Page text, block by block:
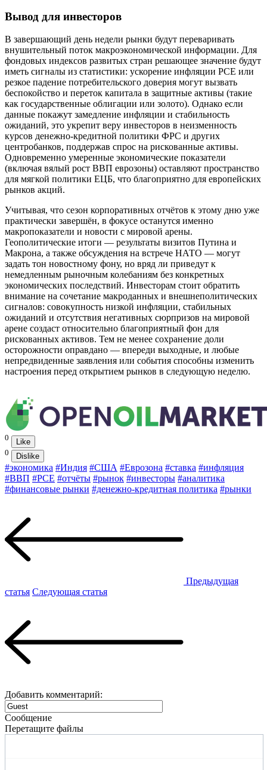
Вывод для инвесторов
В завершающий день недели рынки будут переваривать
внушительный поток макроэкономической информации. Для
фондовых индексов развитых стран решающее значение будут
иметь сигналы из статистики: ускорение инфляции PCE или
резкое падение потребительского доверия могут вызвать
беспокойство и переток капитала в защитные активы (такие
как государственные облигации или золото). Однако если
данные покажут замедление инфляции и стабильность
ожиданий, это укрепит веру инвесторов в неизменность
курсов денежно-кредитной политики ФРС и других
центробанков, поддержав спрос на рискованные активы.
Одновременно умеренные экономические показатели
(включая вялый рост ВВП еврозоны) оставляют пространство
для мягкой политики ЕЦБ, что благоприятно для европейских
рынков акций.
Учитывая, что сезон корпоративных отчётов к этому дню уже
практически завершён, в фокусе останутся именно
макропоказатели и новости с мировой арены.
Геополитические итоги — результаты визитов Путина и
Макрона, а также обсуждения на встрече НАТО — могут
задать тон новостному фону, но вряд ли приведут к
немедленным рыночным колебаниям без конкретных
экономических последствий. Инвесторам стоит обратить
внимание на сочетание макроданных и внешнеполитических
сигналов: совокупность низкой инфляции, стабильных
ожиданий и отсутствия негативных сюрпризов на мировой
арене создаст относительно благоприятный фон для
рискованных активов. Тем не менее сохранение доли
осторожности оправдано — впереди выходные, и любые
непредвиденные заявления или события способны изменить
настроения перед открытием рынков в следующую неделю.
0
Like
0
Dislike
#экономика #Индия #США #Еврозона #ставка #инфляция
#ВВП #PCE #отчёты #рынок #инвесторы #аналитика
#финансовые рынки #денежно-кредитная политика #рынки
Предыдущая
статья Следующая статья
Добавить комментарий:
Сообщение
Перетащите файлы